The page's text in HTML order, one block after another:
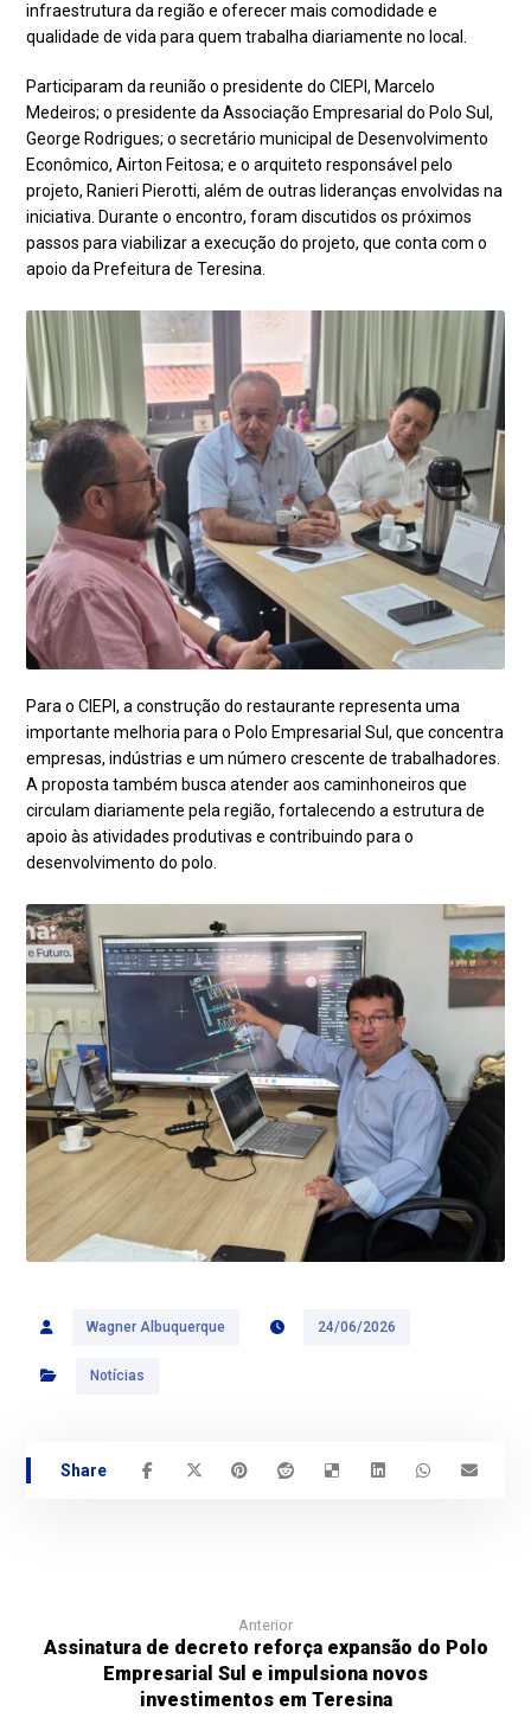
infraestrutura da região e oferecer mais comodidade e
qualidade de vida para quem trabalha diariamente no local.
Participaram da reunião o presidente do CIEPI, Marcelo
Medeiros; o presidente da Associação Empresarial do Polo Sul,
George Rodrigues; o secretário municipal de Desenvolvimento
Econômico, Airton Feitosa; e o arquiteto responsável pelo
projeto, Ranieri Pierotti, além de outras lideranças envolvidas na
iniciativa. Durante o encontro, foram discutidos os próximos
passos para viabilizar a execução do projeto, que conta com o
apoio da Prefeitura de Teresina.
Para o CIEPI, a construção do restaurante representa uma
importante melhoria para o Polo Empresarial Sul, que concentra
empresas, indústrias e um número crescente de trabalhadores.
A proposta também busca atender aos caminhoneiros que
circulam diariamente pela região, fortalecendo a estrutura de
apoio às atividades produtivas e contribuindo para o
desenvolvimento do polo.
Wagner Albuquerque 24/06/2026
Notícias
Anterior
Assinatura de decreto reforça expansão do Polo
Empresarial Sul e impulsiona novos
investimentos em Teresina